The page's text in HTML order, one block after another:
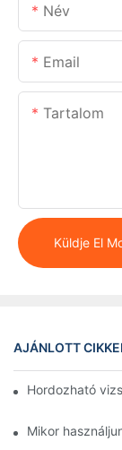
Név
Email
Tartalom
Küldje El
AJÁNLOTT
Hordozható
Mikor